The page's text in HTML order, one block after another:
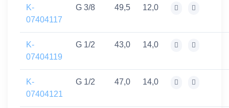
K-
07404117
G 3/8 49,5 12,0
K-
07404119
G 1/2 43,0 14,0
K-
07404121
G 1/2 47,0 14,0